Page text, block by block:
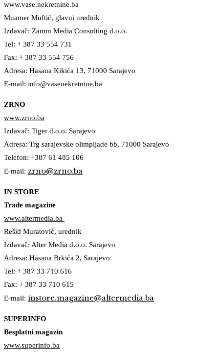
www.vase.nekretnine.ba
Muamer Muftić, glavni urednik
Izdavač: Zamm Media Consulting d.o.o.
Tel: + 387 33 554 731
Fax: + 387 33 554 756
Adresa: Hasana Kikića 13, 71000 Sarajevo
E-mail: info@vasenekretnine.ba
ZRNO
www.zrno.ba
Izdavač: Tiger d.o.o. Sarajevo
Adresa: Trg sarajevske olimpijade bb, 71000 Sarajevo
Telefon: +387 61 485 106
E-mail: zrno@zrno.ba
IN STORE
Trade magazine
www.altermedia.ba
Rešid Muratović, urednik
Izdavač: Alter Media d.o.o. Sarajevo
Adresa: Hasana Brkića 2, Sarajevo
Tel: + 387 33 710 616
Fax: + 387 33 710 615
E-mail: instore.magazine@altermedia.ba
SUPERINFO
Besplatni magazin
www.superinfo.ba